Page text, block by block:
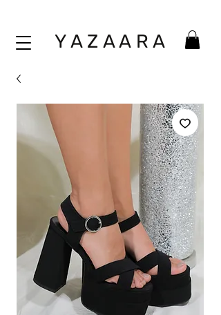
Y A Z A A R A